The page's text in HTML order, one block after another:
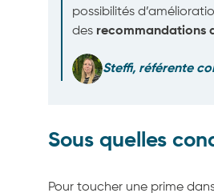
possibilités
des recommandations
Steffi, référente
Sous quelles
Pour toucher une prime